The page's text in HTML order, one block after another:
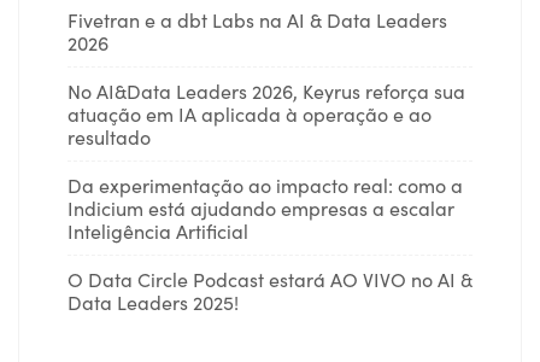
Fivetran e a dbt Labs na AI & Data Leaders
2026
No AI&Data Leaders 2026, Keyrus reforça sua
atuação em IA aplicada à operação e ao
resultado
Da experimentação ao impacto real: como a
Indicium está ajudando empresas a escalar
Inteligência Artificial
O Data Circle Podcast estará AO VIVO no AI &
Data Leaders 2025!